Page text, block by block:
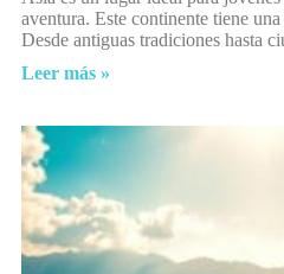
aventura. Este continente tiene
Desde antiguas tradiciones hasta
Leer más »